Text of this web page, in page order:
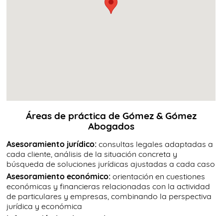
Áreas de práctica de Gómez & Gómez
Abogados
Asesoramiento jurídico: consultas legales adaptadas a
cada cliente, análisis de la situación concreta y
búsqueda de soluciones jurídicas ajustadas a cada caso
Asesoramiento económico: orientación en cuestiones
económicas y financieras relacionadas con la actividad
de particulares y empresas, combinando la perspectiva
jurídica y económica